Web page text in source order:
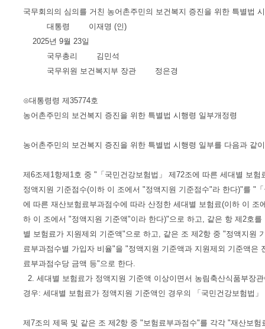
국무회의의 심의를 거친 농어촌주민의 보건복지 증진을 위한 특별법
대통령 이재명 (인)
2025년 9월 23일
국무총리 김민석
국무위원 보건복지부 장관 정은경
⊙대통령령 제35774호
농어촌주민의 보건복지 증진을 위한 특별법 시행령 일부개정령
농어촌주민의 보건복지 증진을 위한 특별법 시행령 일부를 다음과 같
제6조제1항제1호 중 "「국민건강보험법」 제72조에 따른 세대별 보
정액지원 기준점수(이하 이 조에서 "정액지원 기준점수"라 한다)"를 "
에 따른 재산보험료부과점수에 따라 산정한 세대별 보험료(이하 이
하 이 조에서 "정액지원 기준액"이라 한다)"으로 하고, 같은 항 제2호
별 보험료가 지원제외 기준액"으로 하고, 같은 조 제2항 중 "정액지원
료부과점수별 가입자 비율"을 "정액지원 기준액과 지원제외 기준액
료부과점수당 금액 등"으로 한다.
2. 세대별 보험료가 정액지원 기준액 이상이면서 농림축산식품부장
경우: 세대별 보험료가 정액지원 기준액인 경우의 「국민건강보험법
제7조의 제목 및 같은 조 제2항 중 "보험료부과점수"를 각각 "재산보험